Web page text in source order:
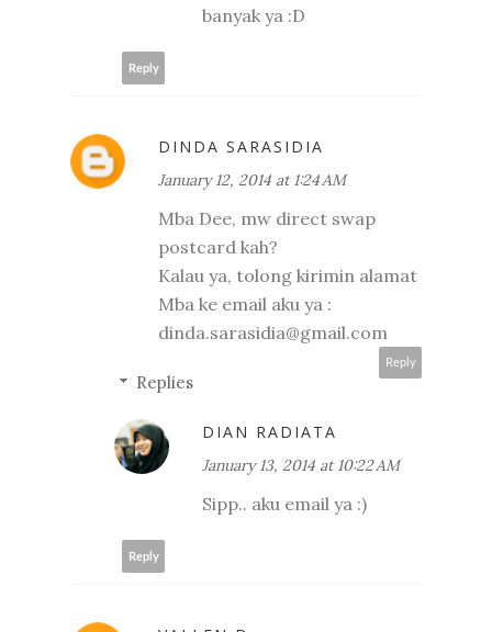
banyak ya :D
Reply
DINDA SARASIDIA
January 12, 2014 at 1:24 AM
Mba Dee, mw direct swap
postcard kah?
Kalau ya, tolong kirimin alamat
Mba ke email aku ya :
dinda.sarasidia@gmail.com
Reply
Replies
DIAN RADIATA
January 13, 2014 at 10:22 AM
Sipp.. aku email ya :)
Reply